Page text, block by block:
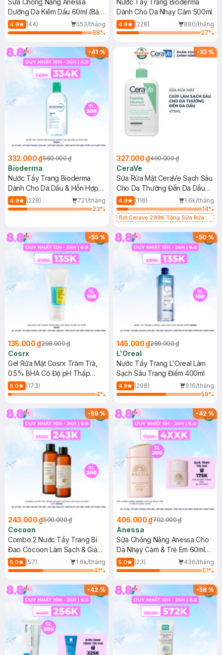
Sữa Chống Nắng Anessa
Dưỡng Da Kiềm Dầu 60ml (Bản
Mới)
4.9 (44)
553/tháng
88%
Nước Tẩy Trang Bioderma
Dành Cho Da Nhạy Cảm 500ml
4.9 (228)
880/tháng
27%
-41%
332.000 ₫560.000 ₫
Bioderma
Nước Tẩy Trang Bioderma
Dành Cho Da Dầu & Hỗn Hợp
500ml
4.9 (228)
721/tháng
23%
-33 %
327.000 ₫490.000 ₫
CeraVe
Sữa Rửa Mặt CeraVe Sạch Sâu
Cho Da Thường Đến Da Dầu
473ml
4.9 (116)
1.6k/tháng
14%
Bill Cerave 299K Tặng Sữa Rửa
-55%
135.000 ₫298.000 ₫
Cosrx
Gel Rửa Mặt Cosrx Tràm Trà,
0.5% BHA Có Độ pH Thấp
150ml
5.0
(173)
4%
-50%
145.000 ₫289.000 ₫
L'Oreal
Nước Tẩy Trang L'Oreal Làm
Sạch Sâu Trang Điểm 400ml
4.8 (298)
916/tháng
59%
-59%
243.000 ₫590.000 ₫
Cocoon
Combo 2 Nước Tẩy Trang Bí
Đao Cocoon Làm Sạch & Giảm
Dầu 500ml
5.0 (57)
1.6k/tháng
41%
-42%
406.000 ₫702.000 ₫
Anessa
Sữa Chống Nắng Anessa Cho
Da Nhạy Cảm & Trẻ Em 60ml
(Mới)
5.0 (23)
436/tháng
51%
-42% -58%